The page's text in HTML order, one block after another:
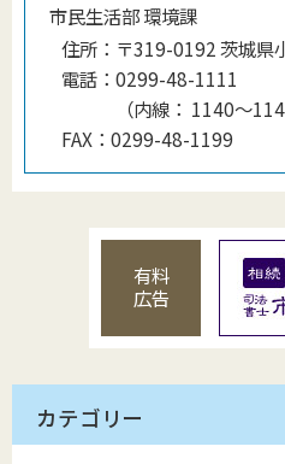
市民生活部 環境課
住所： 〒319-0192 茨城県
電話： 0299-48-1111
（内線 ： 1140〜
FAX： 0299-48-1199
有料
広告
カテゴリー